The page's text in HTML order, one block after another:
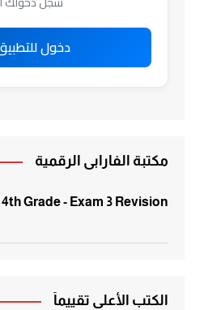
دخول
مكتبة الفارابي الرقمية
4th Grade - Exam 3 Revision
الكتب الأعلى تقييماً